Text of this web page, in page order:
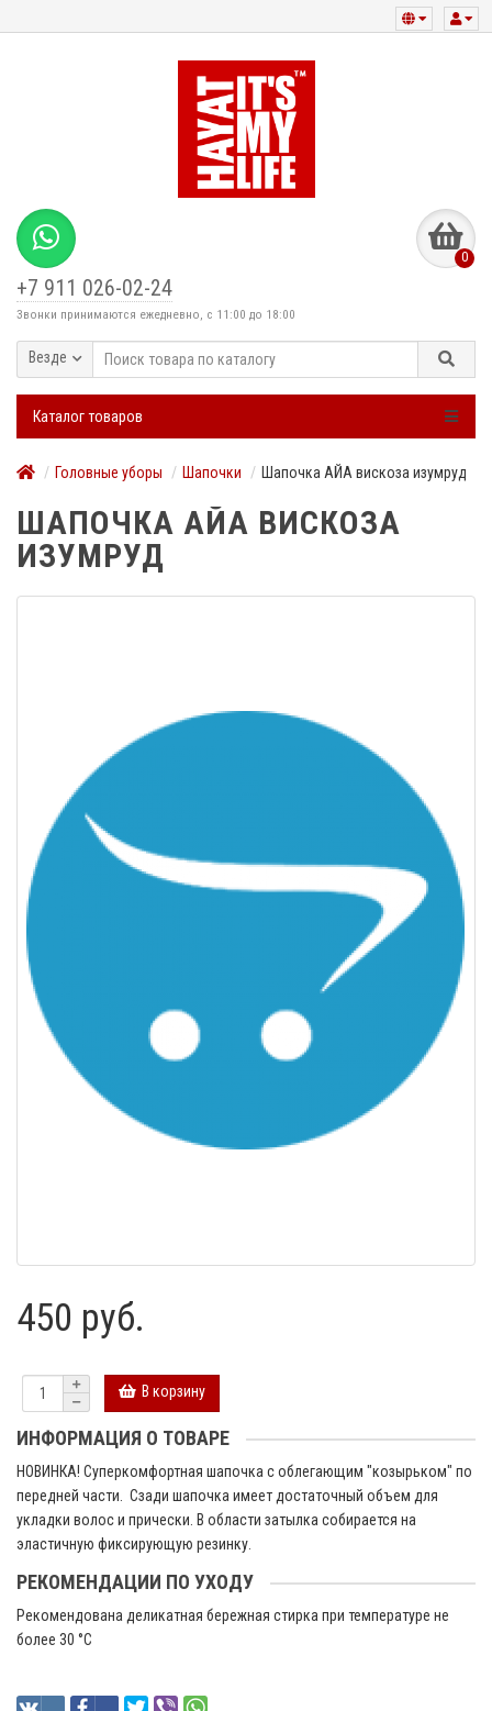
+7 911 026-02-24
Звонки принимаются ежедневно, с 11:00 до 18:00
0
Везде
Каталог товаров
Головные уборы Шапочки Шапочка АЙА вискоза изумруд
ШАПОЧКА АЙА ВИСКОЗА
ИЗУМРУД
450 руб.
В корзину
ИНФОРМАЦИЯ О ТОВАРЕ
НОВИНКА! Суперкомфортная шапочка с облегающим "козырьком" по
передней части. Сзади шапочка имеет достаточный объем для
укладки волос и прически. В области затылка собирается на
эластичную фиксирующую резинку.
РЕКОМЕНДАЦИИ ПО УХОДУ
Рекомендована деликатная бережная стирка при температуре не
более 30 °C